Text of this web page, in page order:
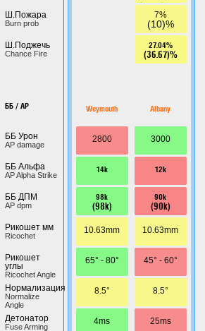
Ш.Пожара
Burn prob
Ш.Поджечь
Chance Fire
ББ / AP
ББ Урон
AP damage
ББ Альфа
AP Alpha Strike
ББ ДПМ
AP dpm
Рикошет мм
Ricochet
Рикошет
углы
Ricochet Angle
Нормализация
Normalize
Angle
Детонатор
Fuse Arming
Weymouth
2800
14k
98k
(98k)
10.63mm
65° - 80°
8.5°
4ms
7%
(10)%
27.04%
(36.67)%
Albany
3000
12k
90k
(90k)
10.63mm
45° - 60°
8.5°
25ms